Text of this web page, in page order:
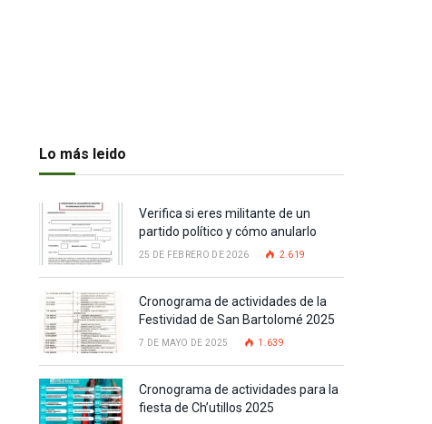
Lo más leido
Verifica si eres militante de un
partido político y cómo anularlo
25 DE FEBRERO DE 2026 2.619
Cronograma de actividades de la
Festividad de San Bartolomé 2025
7 DE MAYO DE 2025 1.639
Cronograma de actividades para la
fiesta de Ch’utillos 2025